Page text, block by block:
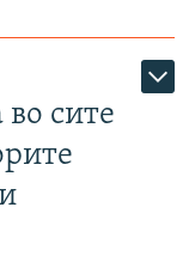
сите